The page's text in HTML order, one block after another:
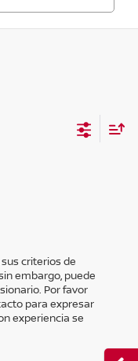
criterios de
embargo, puede
Por favor
para expresar
experiencia se